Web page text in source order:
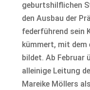
geburtshilflichen
den Ausbau der
federführend sein
kümmert, mit dem
bildet. Ab Februar
alleinige Leitung
Mareike Möllers